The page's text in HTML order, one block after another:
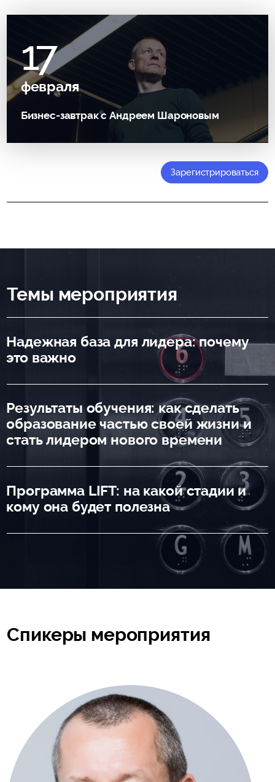
17
февраля
Бизнес-завтрак с Андреем Шароновым
Зарегистрироваться
Темы мероприятия
Надежная база для лидера: почему
это важно
Результаты обучения: как сделать
образование частью своей жизни и
стать лидером нового времени
Программа LIFT: на какой стадии и
кому она будет полезна
Спикеры мероприятия